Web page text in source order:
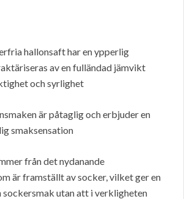
hallonsaft har en ypperlig
av en fulländad jämvikt
och syrlighet
är påtaglig och erbjuder en
smaksensation
från det nydanande
är framställt av socker, vilket ger en
utan att i verkligheten